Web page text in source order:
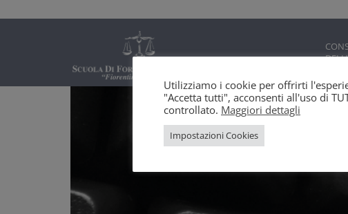
Utilizziamo i cookie per offrirti
"Accetta tutti", acconsenti all'uso di
controllato. Maggiori dettagli
Impostazioni Cookies